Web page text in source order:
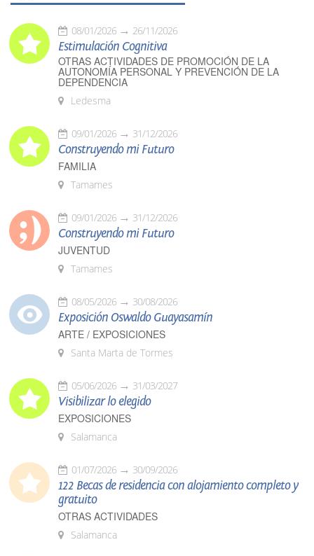
08/01/2026 26/11/2026
Estimulación Cognitiva
OTRAS ACTIVIDADES DE PROMOCIÓN DE LA
AUTONOMÍA PERSONAL Y PREVENCIÓN DE LA
DEPENDENCIA
Ledesma
09/01/2026 31/12/2026
Construyendo mi Futuro
FAMILIA
Tamames
09/01/2026 31/12/2026
Construyendo mi Futuro
JUVENTUD
Tamames
08/05/2026 30/08/2026
Exposición Oswaldo Guayasamín
ARTE / EXPOSICIONES
Santa Marta de Tormes
05/06/2026 31/03/2027
Visibilizar lo elegido
EXPOSICIONES
Salamanca
01/07/2026 30/09/2026
122 Becas de residencia con alojamiento completo y
gratuito
OTRAS ACTIVIDADES
Salamanca